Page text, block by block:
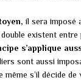
il sera imposé
existent entre
s’applique
sont aussi
s’il décide de